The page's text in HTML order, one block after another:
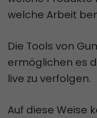
welche Arbeit
Die Tools von
ermöglichen es
live zu verfolgen.
Auf diese Weise